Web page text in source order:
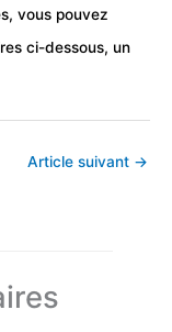
vous pouvez
ci-dessous, un
Article suivant →